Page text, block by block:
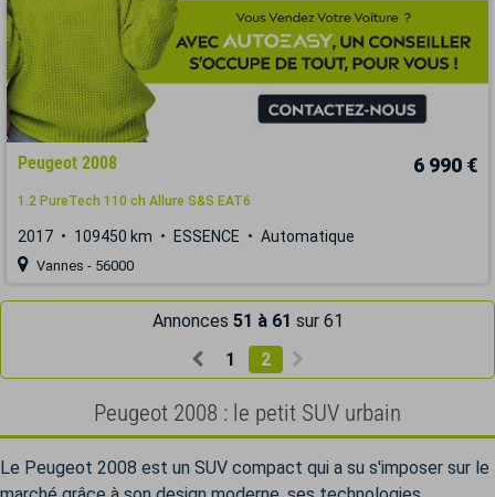
Peugeot 2008 6 990 €
1.2 PureTech 110 ch Allure S&S EAT6
2017 109450 km ESSENCE Automatique
Vannes - 56000
Annonces 51 à 61 sur 61
1
2
Peugeot 2008 : le petit SUV urbain
Le Peugeot 2008 est un SUV compact qui a su s'imposer sur le